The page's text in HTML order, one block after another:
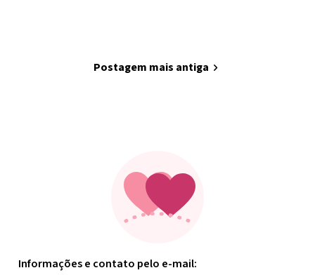
Informações e contato pelo e-mail:
Postagem mais antiga chevron_right